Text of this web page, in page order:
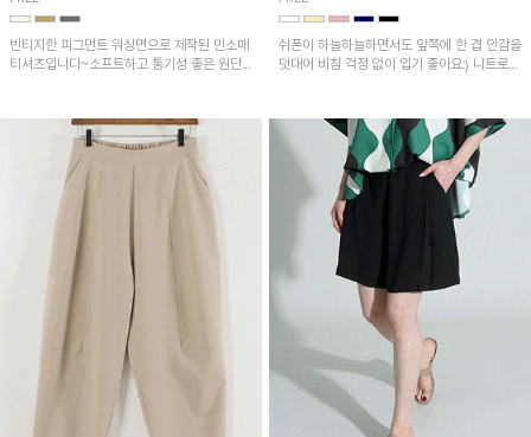
빈티지한 피그먼트 워싱면으로 제작된 민소매
티셔츠입니다~소프트하고 통기성 좋은 원단
쉬폰이 하늘하늘하면서도 앞쪽에 한 겹 안감을
덧대어 비침 걱정 없이 입기 좋아요:) 니트로